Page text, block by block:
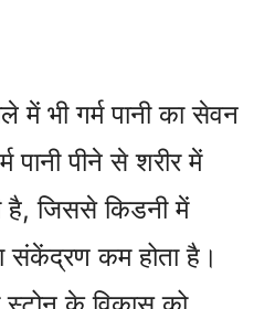
में भी गर्म पानी का सेवन
पानी पीने से शरीर में
है, जिससे किडनी में
कम होता है।